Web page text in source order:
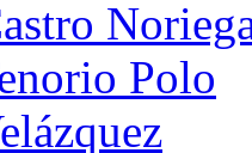
Polo